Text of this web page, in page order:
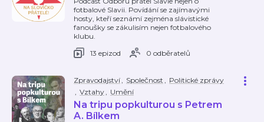
fotbalové Slavii. Povídání se zajímavými
hosty, kteří seznámí zejména slávistické
fanoušky se zákulisím nejen fotbalového
klubu.
13 epizod
0 odběratelů
Zpravodajství, Společnost , Politické zprávy
, Vztahy, Umění
Na tripu popkulturou s Petrem
A. Bílkem